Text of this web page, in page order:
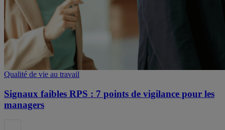
Qualité de vie au travail
Signaux faibles RPS : 7 points de vigilance pour les
managers